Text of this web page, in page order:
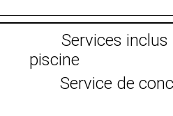
Services
piscine
Service de